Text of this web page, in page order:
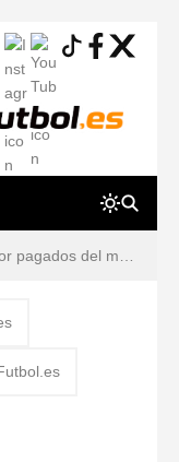
Resiliencia en Porteros: La Guía Definitiva para una Mente a Prueba de Errores